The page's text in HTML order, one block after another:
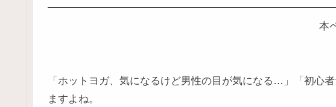
本
「ホットヨガ、気になるけど男性の目が気になる…」「初心
ますよね。